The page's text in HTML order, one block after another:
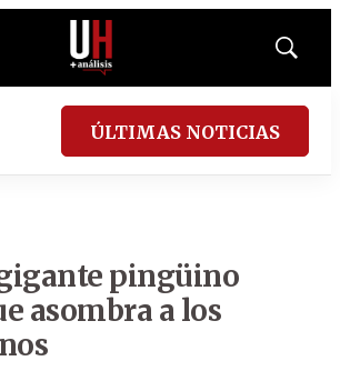
Mostrar
ÚLTIMAS NOTICIAS
pingüino
asombra a los